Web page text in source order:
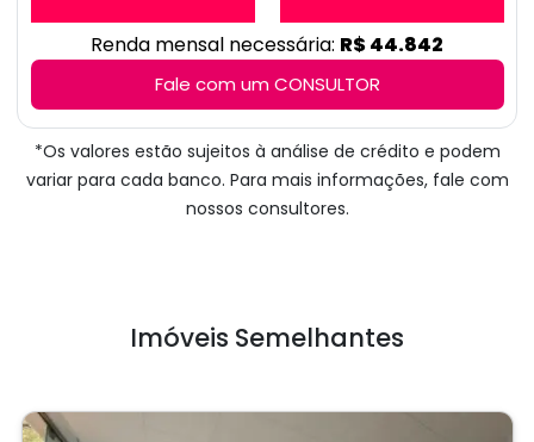
Renda mensal necessária: R$ 44.842
Fale com um CONSULTOR
*Os valores estão sujeitos à análise de crédito e podem
variar para cada banco. Para mais informações, fale com
nossos consultores.
Imóveis Semelhantes